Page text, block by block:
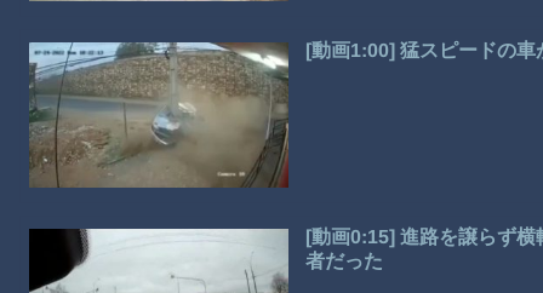
[動画1:00] 猛スピードの
[動画0:15] 進路を譲らず
者だった